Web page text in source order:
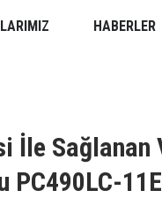
HABERLER
İle
PC490LC-